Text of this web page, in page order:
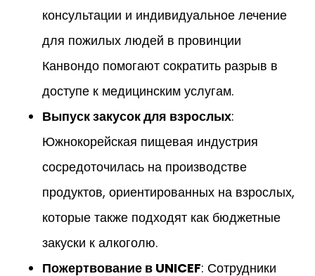
консультации и индивидуальное лечение
для пожилых людей в провинции
Канвондо помогают сократить разрыв в
доступе к медицинским услугам.
Выпуск закусок для взрослых:
Южнокорейская пищевая индустрия
сосредоточилась на производстве
продуктов, ориентированных на взрослых,
которые также подходят как бюджетные
закуски к алкоголю.
Пожертвование в UNICEF: Сотрудники